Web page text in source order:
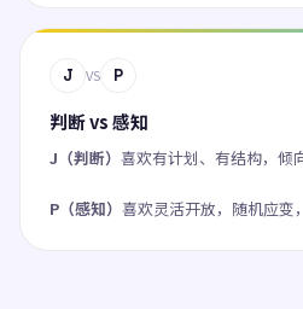
J VS P
判断 vs 感知
J（判断） 喜欢有计划、有结构，倾
P（感知） 喜欢灵活开放，随机应变